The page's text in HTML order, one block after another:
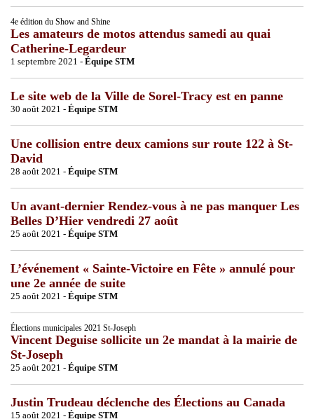
4e édition du Show and Shine
Les amateurs de motos attendus samedi au quai
Catherine-Legardeur
1 septembre 2021 - Équipe STM
Le site web de la Ville de Sorel-Tracy est en panne
30 août 2021 - Équipe STM
Une collision entre deux camions sur route 122 à St-
David
28 août 2021 - Équipe STM
Un avant-dernier Rendez-vous à ne pas manquer Les
Belles D’Hier vendredi 27 août
25 août 2021 - Équipe STM
L’événement « Sainte-Victoire en Fête » annulé pour
une 2e année de suite
25 août 2021 - Équipe STM
Élections municipales 2021 St-Joseph
Vincent Deguise sollicite un 2e mandat à la mairie de
St-Joseph
25 août 2021 - Équipe STM
Justin Trudeau déclenche des Élections au Canada
15 août 2021 - Équipe STM